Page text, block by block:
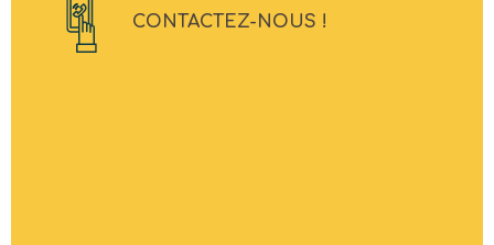
CONTACTEZ-NOUS !